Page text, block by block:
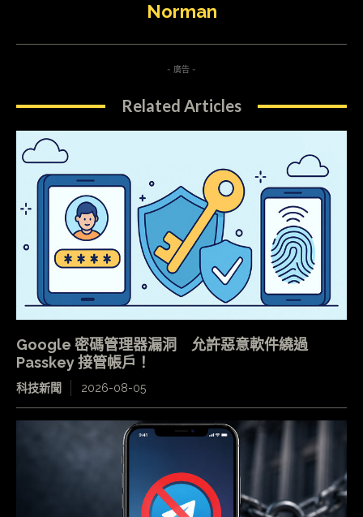
Norman
- 廣告 -
Related Articles
Google 密碼管理器漏洞 允許惡意軟件繞過
Passkey 接管帳戶！
科技新聞 2026-08-05